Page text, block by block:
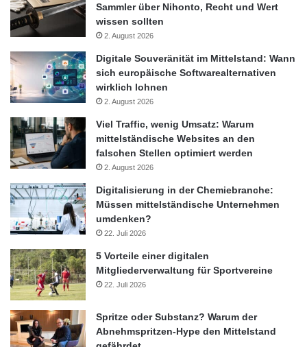
Sammler über Nihonto, Recht und Wert
wissen sollten
2. August 2026
Digitale Souveränität im Mittelstand: Wann
sich europäische Softwarealternativen
wirklich lohnen
2. August 2026
Viel Traffic, wenig Umsatz: Warum
mittelständische Websites an den
falschen Stellen optimiert werden
2. August 2026
Digitalisierung in der Chemiebranche:
Müssen mittelständische Unternehmen
umdenken?
22. Juli 2026
5 Vorteile einer digitalen
Mitgliederverwaltung für Sportvereine
22. Juli 2026
Spritze oder Substanz? Warum der
Abnehmspritzen-Hype den Mittelstand